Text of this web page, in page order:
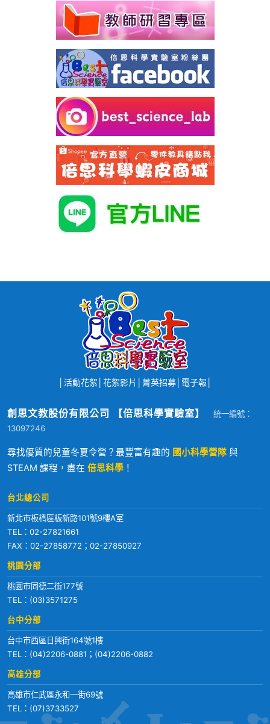
活動花絮 花絮影片 菁英招募│ 電子報
創思文教股份有限公司 【倍思科學實驗室】
統一編號：
13097246
尋找優質的兒童冬夏令營？最豐富有趣的 國小科學營隊 與
STEAM 課程，盡在 倍思科學 ！
台北總公司
新北市板橋區板新路101號9樓A室
TEL： 02-27821661
FAX：02-27858772；02-27850927
桃園分部
桃園市同德二街177號
TEL： (03)3571275
台中分部
台中市西區日興街164號1樓
TEL： (04)2206-0881 ； (04)2206-0882
高雄分部
高雄市仁武區永和一街69號
TEL： (07)3733527